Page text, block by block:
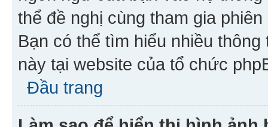
thể đề nghị cùng tham gia
Bạn có thể tìm hiểu nhiều
này tại website của tổ chức
Đầu trang